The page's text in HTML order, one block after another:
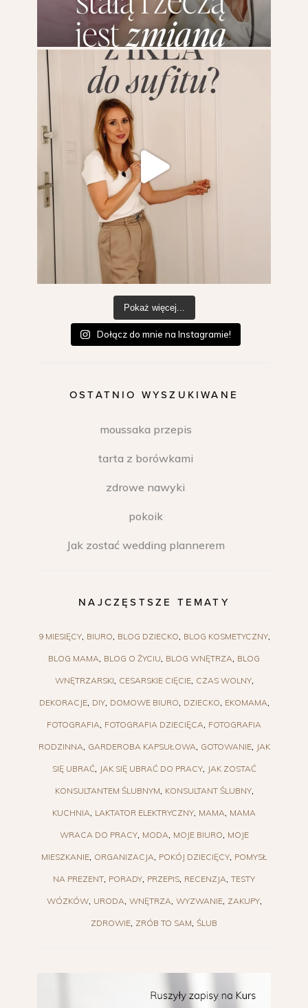
Pokaż więcej...
Dołącz do mnie na Instagramie!
OSTATNIO WYSZUKIWANE
moussaka przepis
tarta z borówkami
zdrowe nawyki
pokoik
Jak zostać wedding plannerem
NAJCZĘSTSZE TEMATY
9 MIESIĘCY BIURO BLOG DZIECKO BLOG KOSMETYCZNY
BLOG MAMA BLOG O ŻYCIU BLOG WNĘTRZA BLOG
WNĘTRZARSKI CESARSKIE CIĘCIE CZAS WOLNY
DEKORACJE DIY DOMOWE BIURO DZIECKO EKOMAMA
FOTOGRAFIA FOTOGRAFIA DZIECIĘCA FOTOGRAFIA
RODZINNA GARDEROBA KAPSUŁOWA GOTOWANIE JAK
SIĘ UBRAĆ JAK SIĘ UBRAĆ DO PRACY JAK ZOSTAĆ
KONSULTANTEM ŚLUBNYM KONSULTANT ŚLUBNY
KUCHNIA LAKTATOR ELEKTRYCZNY MAMA MAMA
WRACA DO PRACY MODA MOJE BIURO MOJE
MIESZKANIE ORGANIZACJA POKÓJ DZIECIĘCY POMYSŁ
NA PREZENT PORADY PRZEPIS RECENZJA TESTY
WÓZKÓW URODA WNĘTRZA WYZWANIE ZAKUPY
ZDROWIE ZRÓB TO SAM ŚLUB